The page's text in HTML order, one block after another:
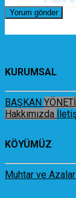
KURUMSAL
BAŞKAN
Hakkımızda
KÖYÜMÜZ
Muhtar ve Azalar